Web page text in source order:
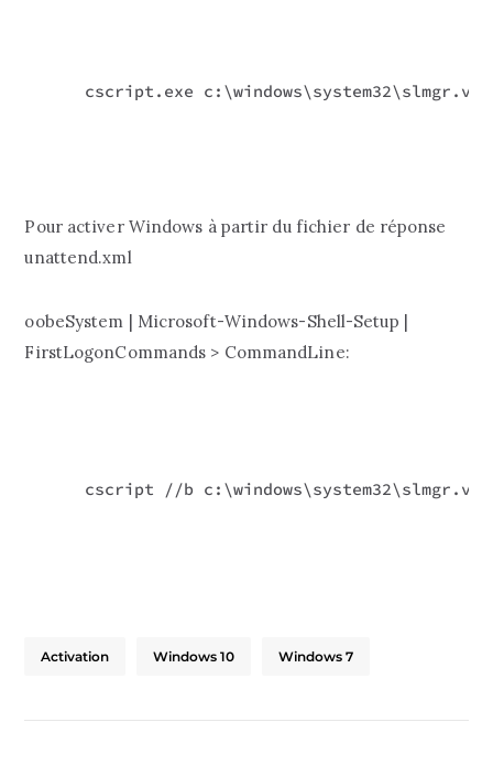
cscript.exe
Pour activer Windows à partir du fichier de réponse
unattend.xml
oobeSystem | Microsoft-Windows-Shell-Setup |
FirstLogonCommands > CommandLine:
cscript //b
Activation Windows 10 Windows 7